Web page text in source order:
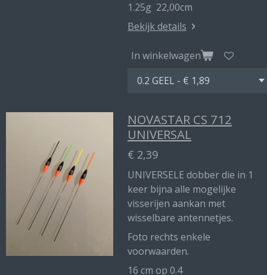
1.25g 22,00cm
Bekijk details
In winkelwagen
NOVASTAR CS 712
UNIVERSAL
€ 2,39
UNIVERSELE dobber die in 1
keer bijna alle mogelijke
visserijen aankan met
wisselbare antennetjes.
Foto rechts enkele
voorwaarden.
16 cm op 0.4